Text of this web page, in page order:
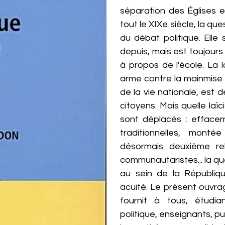
séparation des Églises
tout le XIXe siècle, la
du débat politique. Elle
depuis, mais est
à propos de l'école. La
arme contre la
de la vie nationale, est
citoyens. Mais quelle
sont déplacés :
traditionnelles,
désormais deuxième
communautaristes... la
au sein de la
acuité. Le présent
fournit à tous,
politique, enseignants,